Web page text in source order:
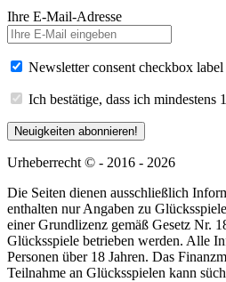
Ihre E-Mail-Adresse
Newsletter consent checkbox label
Ich bestätige, dass ich mindestens
Neuigkeiten abonnieren!
Urheberrecht © - 2016 - 2026
Die Seiten dienen ausschließlich
enthalten nur Angaben zu
einer Grundlizenz gemäß Gesetz Nr.
Glücksspiele betrieben werden. Alle
Personen über 18 Jahren. Das
Teilnahme an Glücksspielen kann